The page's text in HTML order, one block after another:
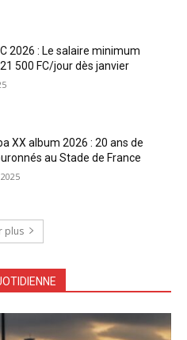
2026 : Le salaire minimum
500 FC/jour dès janvier
XX album 2026 : 20 ans de
au Stade de France
plus